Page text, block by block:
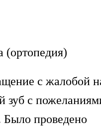
(ортопедия)
с жалобой
зуб с
Было проведено